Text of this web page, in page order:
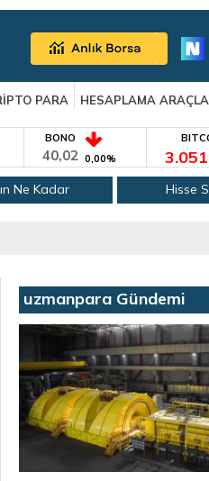
PARA
HESAPLAMA
BONO
40,02 0,00%
Ne Kadar Hisse
uzmanpara Gündemi